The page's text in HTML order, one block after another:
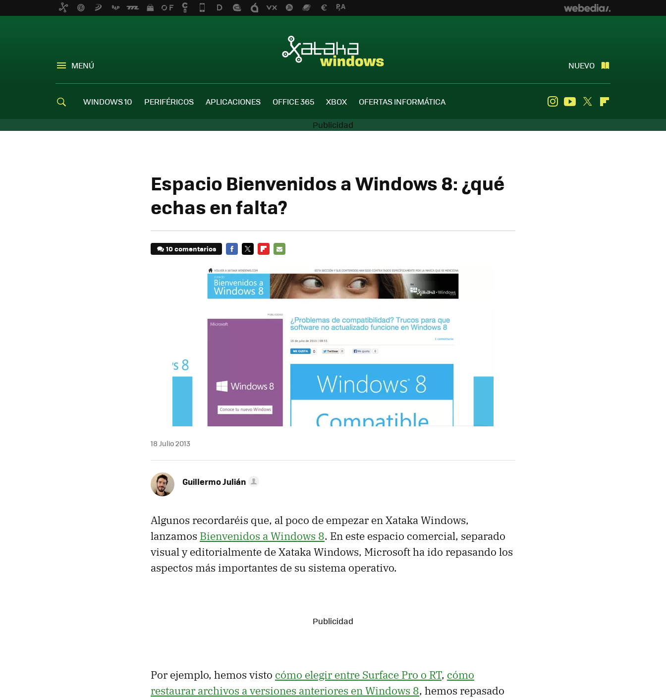
MENÚ NUEVO
WINDOWS 10 PERIFÉRICOS APLICACIONES OFFICE 365 XBOX OFERTAS INFORMÁTICA InstagramYoutube
Twitter
Espacio Bienvenidos a Windows 8: ¿qué
echas en falta?
10 comentarios
MAIL
18 Julio 2013
Guillermo Julián
Algunos recordaréis que, al poco de empezar en Xataka Windows,
lanzamos Bienvenidos a Windows 8. En este espacio comercial, separado
visual y editorialmente de Xataka Windows, Microsoft ha ido repasando los
aspectos más importantes de su sistema operativo.
Por ejemplo, hemos visto cómo elegir entre Surface Pro o RT, cómo
restaurar archivos a versiones anteriores en Windows 8, hemos repasado